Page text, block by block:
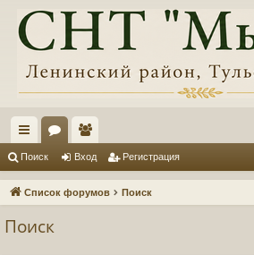
с
ы ум
ол
ьз
Поиск Вход Регистрация
Список форумов Поиск
Поиск